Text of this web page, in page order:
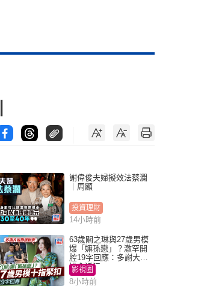
謝偉俊夫婦擬效法蔡瀾
｜周顯
投資理財
14小時前
63歲關之琳與27歲男模
爆「嫲孫戀」？激罕開
腔19字回應：多謝大家
掛念近況
影視圈
8小時前